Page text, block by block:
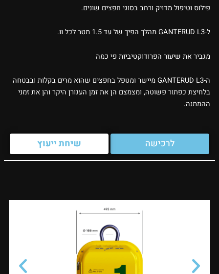
פילוס וטיפול מדויק ורחב בסוגי חפצים שונים.
ל-GANTERUD L3 מהלך הפיך של עד 1.5 מטר לכל וו.
מגביר את שיעור הפרודוקטיביות פי כמה
ה-GANTERUD L3 מיישר ומטפל בחפצים שהוא מרים בקלות ובבטחה
בלחיצת כפתור פשוטה, ומצמצם הן את זמן העגורן היקר והן את זמני
ההמתנה.
לרכישה שיחת ייעוץ